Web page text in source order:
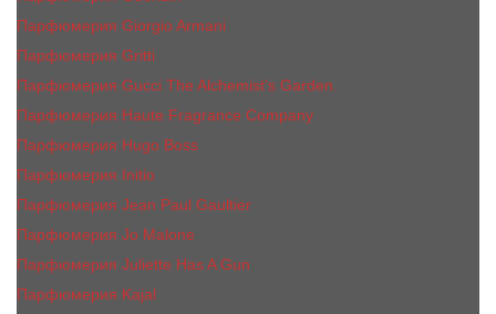
Парфюмерия Giorgio Armani
Парфюмерия Gritti
Парфюмерия Gucci The Alchemist’s Garden.
Парфюмерия Haute Fragrance Company
Парфюмерия Hugo Boss
Парфюмерия Initio
Парфюмерия Jean Paul Gaultier
Парфюмерия Jо Malоnе
Парфюмерия Juliette Has A Gun
Парфюмерия Kajal